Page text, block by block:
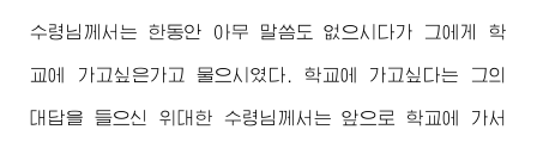
수령님께서 는 한동안 아무 말씀도 없으시다가 그에게 학
교에 가고싶은가고 물으시였다. 학교에 가고싶다는 그의
대답을 들으신 위대한 수령님께서 는 앞으로 학교에 가서